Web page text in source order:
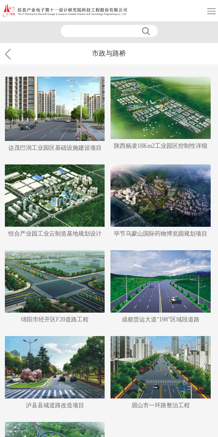
市政与路桥
达茂巴润工业园区基础设施建设项目 陕西杨凌18Km2工业园区控制性详细
恒合产业园工业云制造基地规划设计 毕节乌蒙山国际药物博览园规划项目
绵阳市经开区F20道路工程 成都货运大道“198”区域段道路
泸县县城道路改造项目 眉山市一环路整治工程